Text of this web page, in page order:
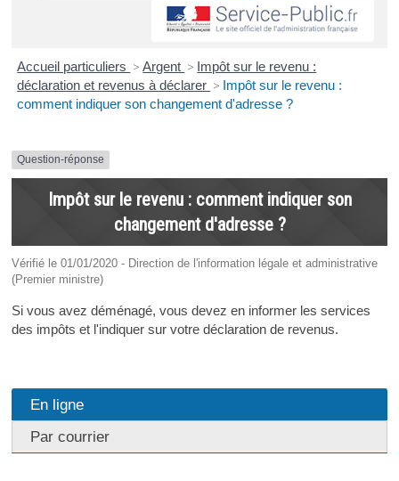
Accueil particuliers > Argent > Impôt sur le revenu :
déclaration et revenus à déclarer > Impôt sur le revenu :
comment indiquer son changement d'adresse ?
Question-réponse
Impôt sur le revenu : comment indiquer son
changement d'adresse ?
Vérifié le 01/01/2020 - Direction de l'information légale et administrative
(Premier ministre)
Si vous avez déménagé, vous devez en informer les services
des impôts et l'indiquer sur votre déclaration de revenus.
En ligne
Par courrier